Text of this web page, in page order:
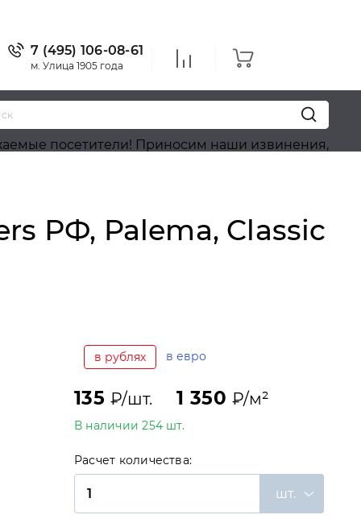
7 (495) 106-08-61
м. Улица 1905 года
Приносим наши извинения, на сайте
РФ, Palema, Classic
в рублях в евро
135₽/шт. 1 350₽/м²
В наличии 254 шт.
Расчет количества:
шт.